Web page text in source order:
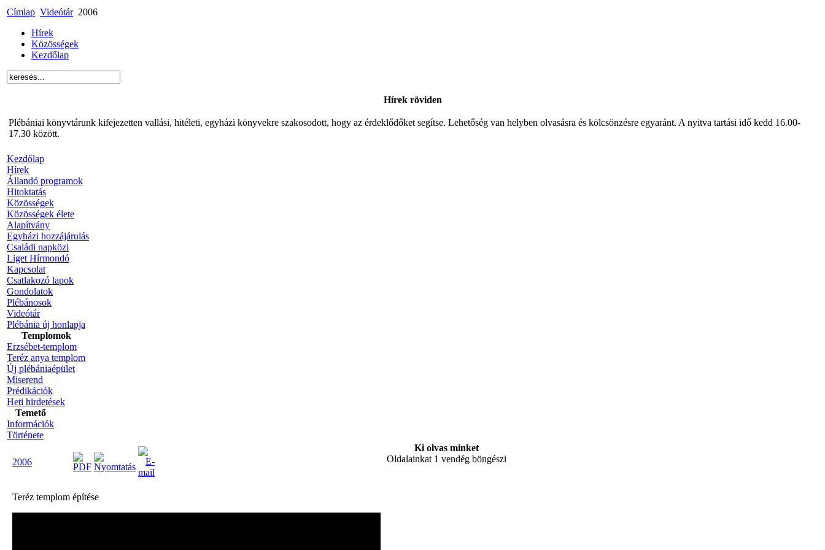
Címlap Videótár 2006
Hírek
Közösségek
Kezdőlap
Hírek röviden
Plébániai könyvtárunk kifejezetten vallási, hitéleti, egyházi könyvekre szakosodott, hogy az érdeklődőket segítse. Lehetőség van helyben olvasásra és kölcsönzésre egyaránt. A nyitva tartási idő kedd 16.00-
17.30 között.
Kezdőlap
Hírek
Állandó programok
Hitoktatás
Közösségek
Közösségek élete
Alapítvány
Egyházi hozzájárulás
Családi napközi
Liget Hírmondó
Kapcsolat
Csatlakozó lapok
Gondolatok
Plébánosok
Videótár
Plébánia új honlapja
Templomok
Erzsébet-templom
Teréz anya templom
Új plébániaépület
Miserend
Prédikációk
Heti hirdetések
Temető
Információk
Története
2006
Teréz templom építése
Ki olvas minket
Oldalainkat 1 vendég böngészi